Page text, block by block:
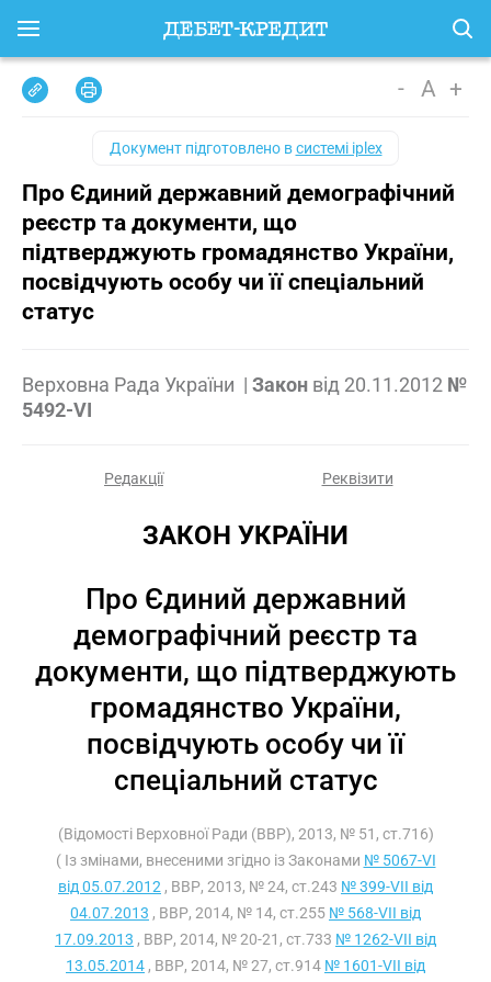
- A +
Документ підготовлено всистемі iplex
Про Єдиний державний демографічний
реєстр та документи, що
підтверджують громадянство України,
посвідчують особу чи її спеціальний
статус
Верховна Рада України | Закон від 20.11.2012 №
5492-VI
Редакції Реквізити
ЗАКОН УКРАЇНИ
Про Єдиний державний
демографічний реєстр та
документи, що підтверджують
громадянство України,
посвідчують особу чи її
спеціальний статус
(Відомості Верховної Ради (ВВР), 2013, № 51, ст.716)
( Із змінами, внесеними згідно із Законами № 5067-VI
від 05.07.2012 , ВВР, 2013, № 24, ст.243 № 399-VII від
04.07.2013 , ВВР, 2014, № 14, ст.255 № 568-VII від
17.09.2013 , ВВР, 2014, № 20-21, ст.733 № 1262-VII від
13.05.2014 , ВВР, 2014, № 27, ст.914 № 1601-VII від